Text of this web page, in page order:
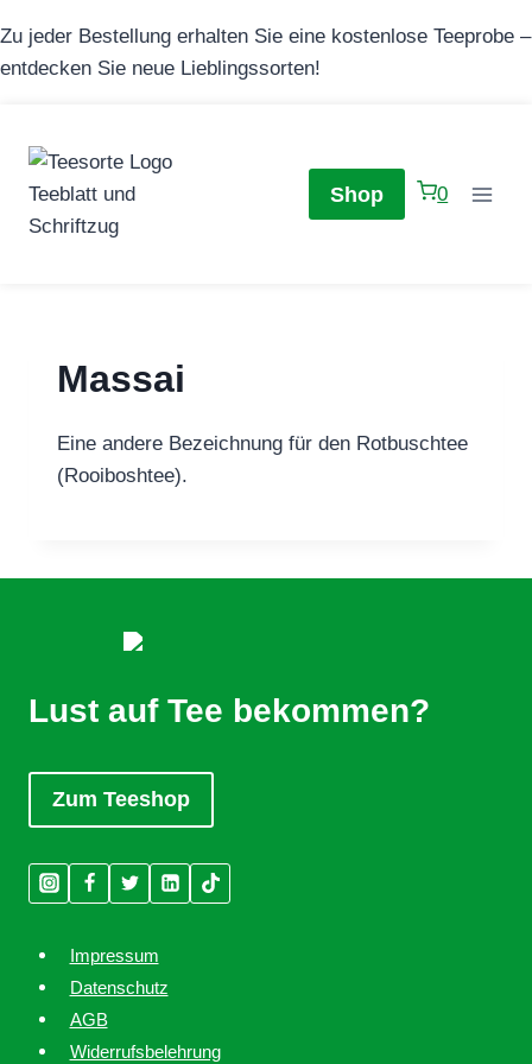
Inhalt
springen
Zu jeder Bestellung erhalten Sie eine kostenlose Teeprobe –
entdecken Sie neue Lieblingssorten!
Shop 0
Massai
Eine andere Bezeichnung für den Rotbuschtee
(Rooiboshtee).
Lust auf Tee bekommen?
Zum Teeshop
Impressum
Datenschutz
AGB
Widerrufsbelehrung